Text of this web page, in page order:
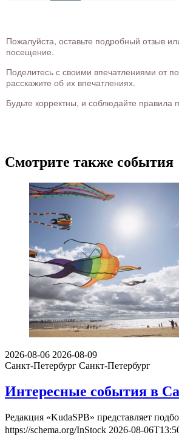
Пожалуйста, оставьте подробный отзыв
посещение.
Поделитесь с своими впечатлениями от
расскажите об их впечатлениях.
Будьте корректны, и соблюдайте правила
Смотрите также события
2026-08-06 2026-08-09
Санкт-Петербург Санкт-Петербург
Интересные события в
Редакция «KudaSPB» представляет
https://schema.org/InStock 2026-08-